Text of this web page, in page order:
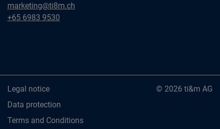
Singapore
ti&m Pte. Ltd.
marketing@ti8m.ch
Singapore
+65 6983 9530
Legal notice
Data protection
Terms and Conditions
© 2026 ti&m AG